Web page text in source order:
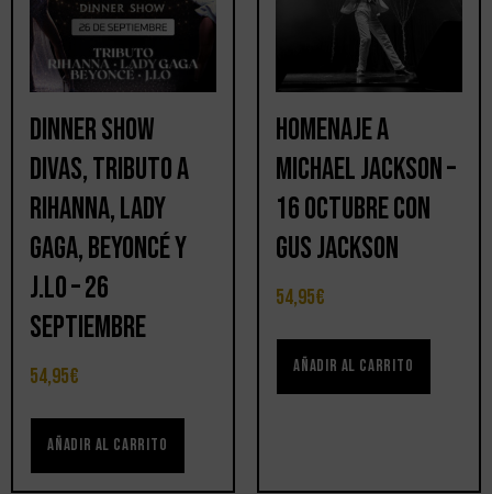
Dinner Show
DIVAS, Tributo a
Rihanna, Lady
Gaga, Beyoncé y
J.LO – 26
septiembre
54,95€
Añadir al carrito
Homenaje a
Michael Jackson –
16 octubre con
Gus Jackson
54,95€
Añadir al carrito